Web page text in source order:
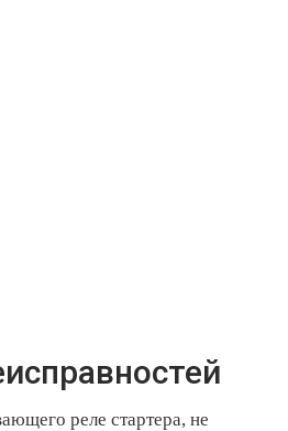
реле стартера, не